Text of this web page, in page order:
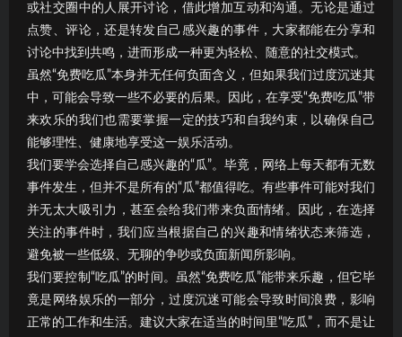
或社交圈中的人展开讨论，借此增加互动和沟通。无论是通过
点赞、评论，还是转发自己感兴趣的事件，大家都能在分享和
讨论中找到共鸣，进而形成一种更为轻松、随意的社交模式。
虽然“免费吃瓜”本身并无任何负面含义，但如果我们过度沉迷其
中，可能会导致一些不必要的后果。因此，在享受“免费吃瓜”带
来欢乐的我们也需要掌握一定的技巧和自我约束，以确保自己
能够理性、健康地享受这一娱乐活动。
我们要学会选择自己感兴趣的“瓜”。毕竟，网络上每天都有无数
事件发生，但并不是所有的“瓜”都值得吃。有些事件可能对我们
并无太大吸引力，甚至会给我们带来负面情绪。因此，在选择
关注的事件时，我们应当根据自己的兴趣和情绪状态来筛选，
避免被一些低级、无聊的争吵或负面新闻所影响。
我们要控制“吃瓜”的时间。虽然“免费吃瓜”能带来乐趣，但它毕
竟是网络娱乐的一部分，过度沉迷可能会导致时间浪费，影响
正常的工作和生活。建议大家在适当的时间里“吃瓜”，而不是让